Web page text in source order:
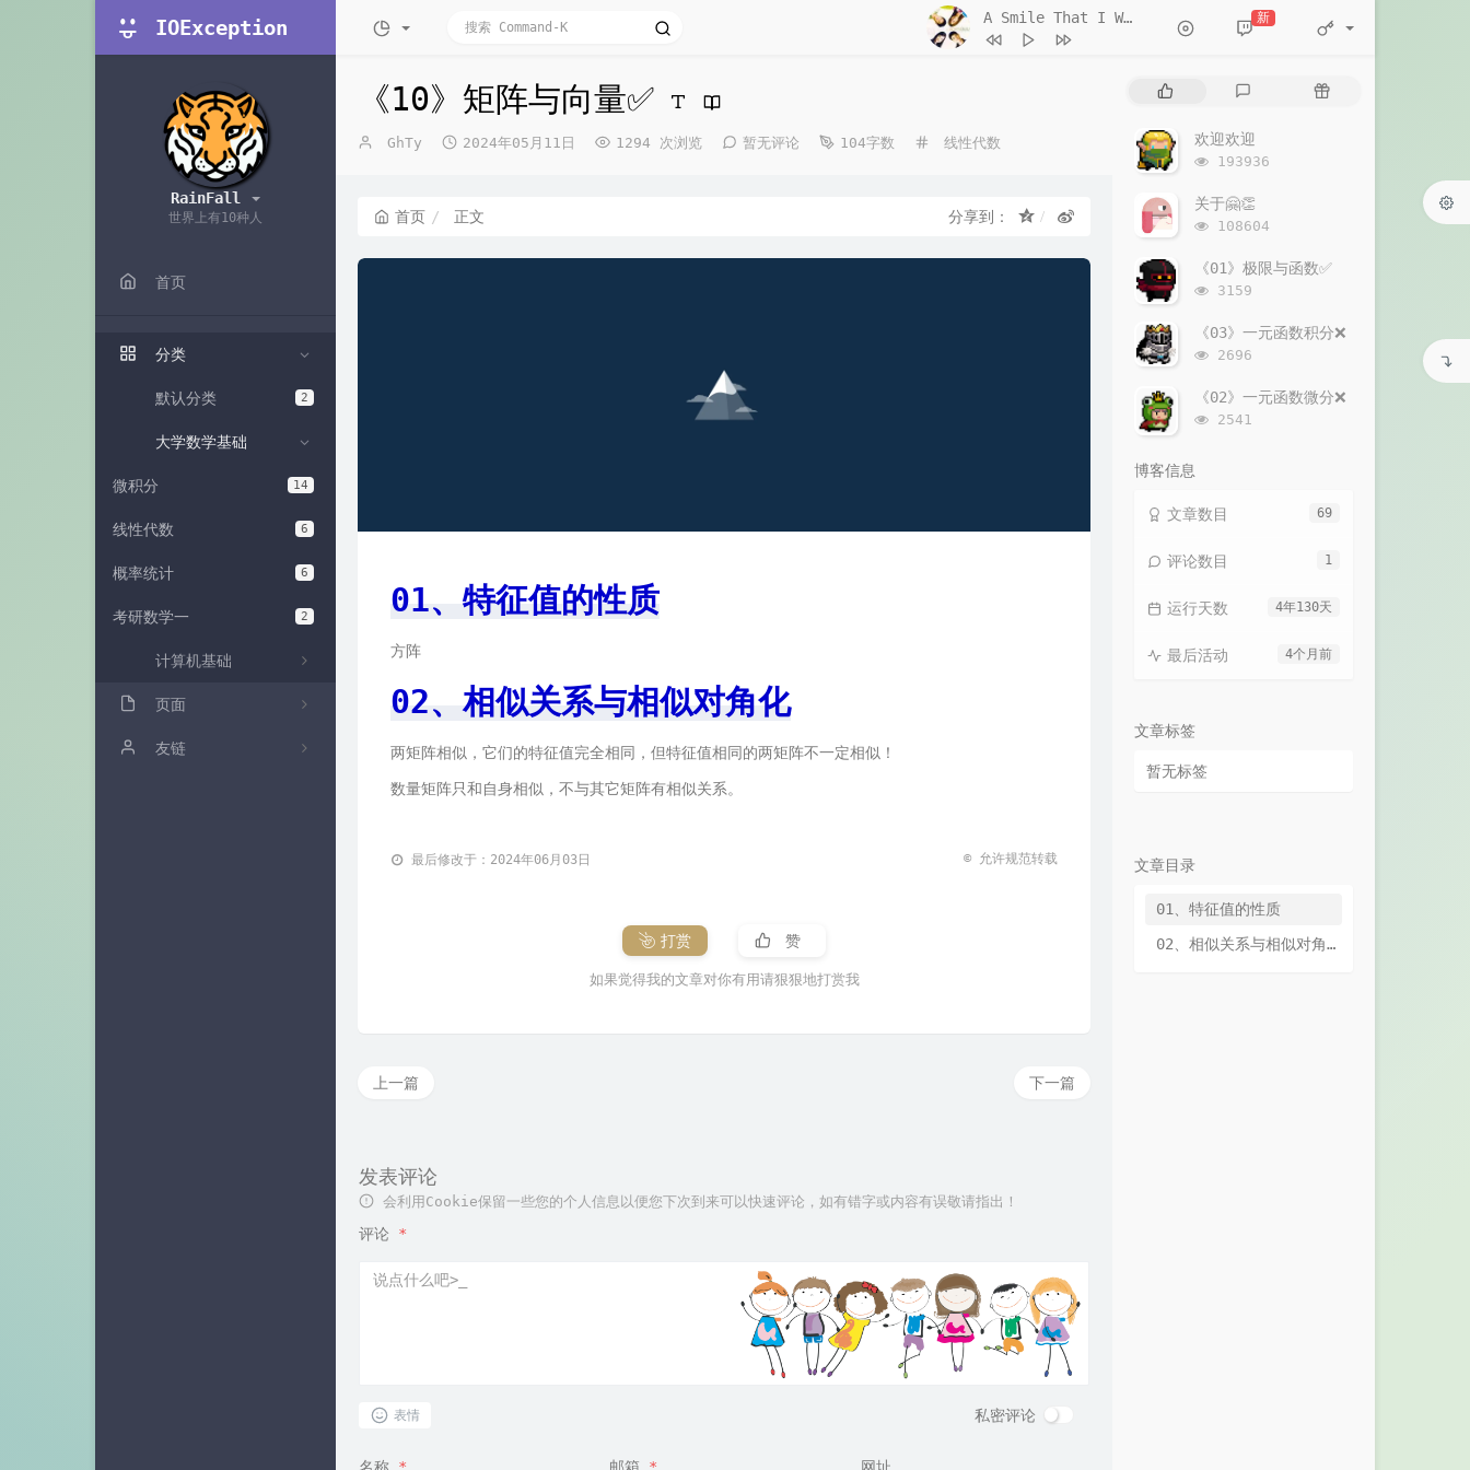
IOException A Smile That I Would Never See Again
- Kitti Kuremanee
1
Ticket (Day Trip)
Kitti Kuremanee
4
Old Chinese Song
Kitti Kuremanee
刘昊霖
6 我可以坐你旁边吗 厘小白
Tom Rosenthal
叶蒨文
黄灰红
新
RainFall
世界上有10种人
首页
分类
2
默认分类
大学数学基础
14
微积分
6
线性代数
6
概率统计
2
考研数学一
计算机基础
页面
友链
《10》矩阵与向量✅
博GhTy
发
2024年05月11日 1294 次浏览 暂无评论 104字数
分线性代数
首页 正文 分享到：
01、特征值的性质
方阵
02、相似关系与相似对角化
两矩阵相似，它们的特征值完全相同，但特征值相同的两矩阵不一定相似！
数量矩阵只和自身相似，不与其它矩阵有相似关系。
最后修改于：2024年06月03日 © 允许规范转载
打赏 赞
如果觉得我的文章对你有用请狠狠地打赏我
上一篇 下一篇
发表评论
会利用Cookie保留一些您的个人信息以便您下次到来可以快速评论，如有错字或内容有误敬请指出！
评论 *
表情 私密评论
章
评
论
随
欢迎欢迎
浏
次
数：
193936
关于🤗👏
浏
次
数：
108604
《01》极限与函数✅
浏
次
数：
3159
《03》一元函数积分❌
浏
次
数：
2696
《02》一元函数微分❌
浏
2541
博客信息
69
文章数目
1
评论数目
4年130天
运行天数
4个月前
最后活动
文章标签
暂无标签
文章目录
01、特征值的性质
02、相似关系与相似对角化